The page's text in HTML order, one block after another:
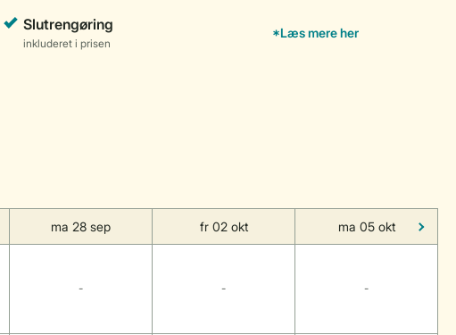
ma 28 sep fr 02 okt ma 05 okt
- - -